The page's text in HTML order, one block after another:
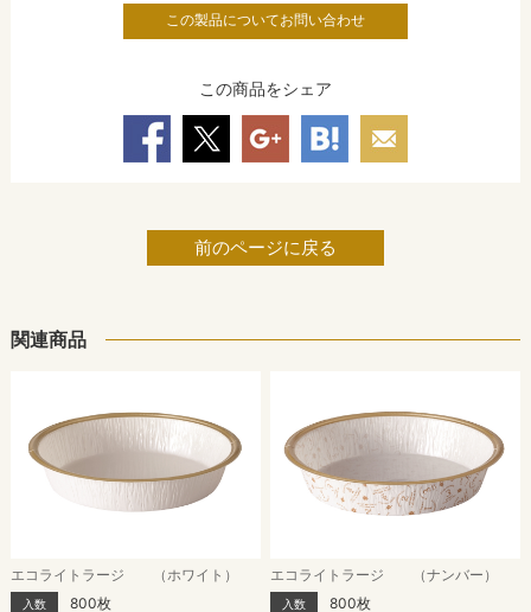
この製品についてお問い合わせ
この商品をシェア
前のページに戻る
関連商品
エコライトラージ （ホワイト）
入数 800枚
エコライトラージ （ナンバー）
入数 800枚